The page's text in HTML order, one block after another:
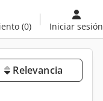
(0) Iniciar sesión
Relevancia